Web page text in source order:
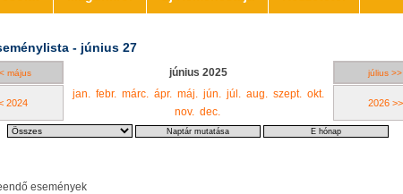
- június 27
május június 2025 július >>
2024
jan. febr. márc. ápr. máj. jún. júl. aug. szept. okt.
nov. dec.
2026 >>
események